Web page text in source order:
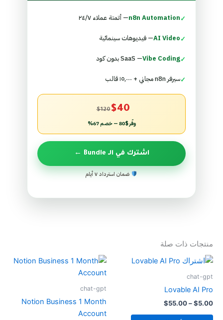
✓
n8n Automation— أتمتة عملاء ٢٤/٧
✓
AI Video— فيديوهات سينمائية
✓
Vibe Coding— SaaS بدون كود
✓سيرفر n8n مجاني + ١٥,٠٠٠ قالب
$120$40
وفّر $80 — خصم 67%
اشترك في الـ Bundle ←
ضمان استرداد ٧ أيام
منتجات ذات صلة
chat-gpt
Lovable AI Pro
$5.00
–
$55.00
نطاق
chat-gpt
Notion Business 1 Month
Account